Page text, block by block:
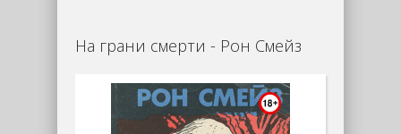
На грани смерти - Рон Смейз